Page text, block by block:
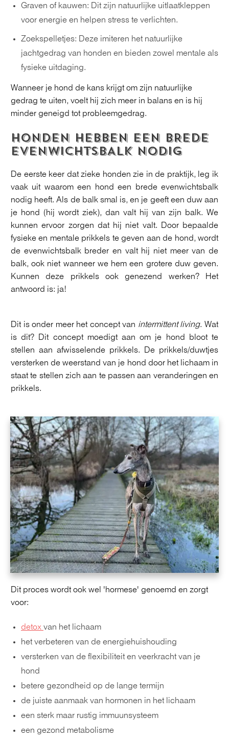
Graven of kauwen: Dit zijn natuurlijke uitlaatkleppen
voor energie en helpen stress te verlichten.
Zoekspelletjes: Deze imiteren het natuurlijke
jachtgedrag van honden en bieden zowel mentale als
fysieke uitdaging.
Wanneer je hond de kans krijgt om zijn natuurlijke
gedrag te uiten, voelt hij zich meer in balans en is hij
minder geneigd tot probleemgedrag.
HONDEN HEBBEN EEN BREDE
EVENWICHTSBALK NODIG
De eerste keer dat zieke honden zie in de praktijk, leg ik
vaak uit waarom een hond een brede evenwichtsbalk
nodig heeft. Als de balk smal is, en je geeft een duw aan
je hond (hij wordt ziek), dan valt hij van zijn balk. We
kunnen ervoor zorgen dat hij niet valt. Door bepaalde
fysieke en mentale prikkels te geven aan de hond, wordt
de evenwichtsbalk breder en valt hij niet meer van de
balk, ook niet wanneer we hem een grotere duw geven.
Kunnen deze prikkels ook genezend werken? Het
antwoord is: ja!
Dit is onder meer het concept van intermittent living. Wat
is dit? Dit concept moedigt aan om je hond bloot te
stellen aan afwisselende prikkels. De prikkels/duwtjes
versterken de weerstand van je hond door het lichaam in
staat te stellen zich aan te passen aan veranderingen en
prikkels.
Dit proces wordt ook wel 'hormese' genoemd en zorgt
voor:
detox van het lichaam
het verbeteren van de energiehuishouding
versterken van de flexibiliteit en veerkracht van je
hond
betere gezondheid op de lange termijn
de juiste aanmaak van hormonen in het lichaam
een sterk maar rustig immuunsysteem
een gezond metabolisme